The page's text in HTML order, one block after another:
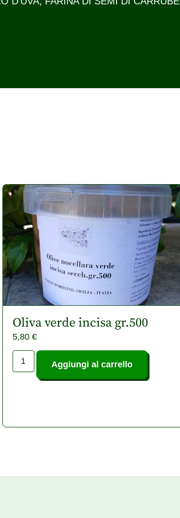
Oliva verde incisa gr.500
5,80 €
Aggiungi al carrello